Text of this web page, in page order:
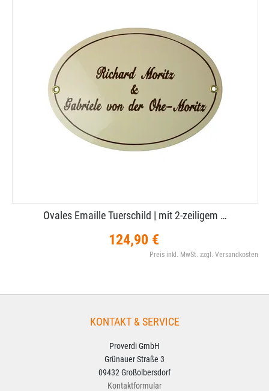
Ovales Emaille Tuerschild | mit 2-​zeiligem …
124,90 €
Preis inkl. MwSt. zzgl. Versandkosten
KONTAKT & SERVICE
Proverdi GmbH
Grünauer Straße 3
09432 Großolbersdorf
Kontaktformular